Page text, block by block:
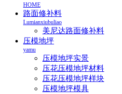
HOME
路面修补料
Lumianxiubuliao
美尼达路面修补料
压模地坪
yamu
压模地坪实景
压花压模地坪材料
压花压模地坪样块
压模地坪模具